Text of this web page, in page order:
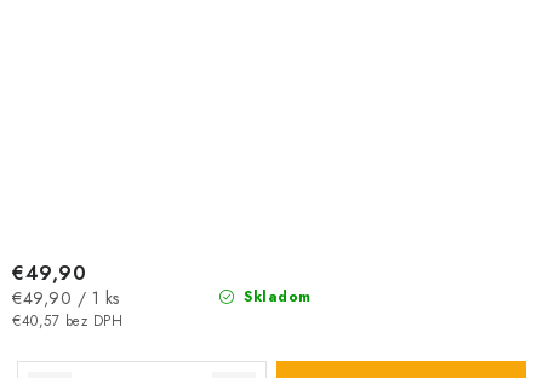
Skladom
€40,57 bez DPH
€49,90
Jednotková
cena:
€49,90 / 1 ks